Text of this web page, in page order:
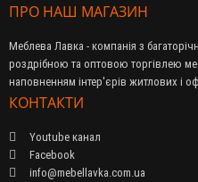
ПРО НАШ МАГАЗИН
Меблева Лавка - компанія з
роздрібною та оптовою торгівлею
наповненням інтер'єрів житлових і
КОНТАКТИ
Youtube канал
Facebook
info@mebellavka.com.ua